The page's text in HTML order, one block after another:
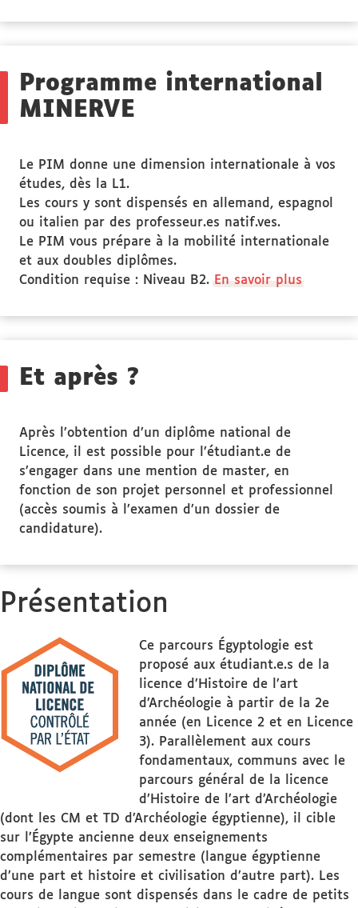
des
Programme international
MINERVE
Le PIM donne une dimension internationale à vos
études, dès la L1.
Les cours y sont dispensés en allemand, espagnol
ou italien par des professeur.es natif.ves.
Le PIM vous prépare à la mobilité internationale
et aux doubles diplômes.
Condition requise : Niveau B2. En savoir plus
Et après ?
Après l’obtention d’un diplôme national de
Licence, il est possible pour l’étudiant.e de
s’engager dans une mention de master, en
fonction de son projet personnel et professionnel
(accès soumis à l’examen d’un dossier de
candidature).
Présentation
Ce parcours Égyptologie est
proposé aux étudiant.e.s de la
licence d’Histoire de l’art
d’Archéologie à partir de la 2e
année (en Licence 2 et en Licence
3). Parallèlement aux cours
fondamentaux, communs avec le
parcours général de la licence
d’Histoire de l’art d’Archéologie
(dont les CM et TD d’Archéologie égyptienne), il cible
sur l’Égypte ancienne deux enseignements
complémentaires par semestre (langue égyptienne
d’une part et histoire et civilisation d’autre part). Les
cours de langue sont dispensés dans le cadre de petits